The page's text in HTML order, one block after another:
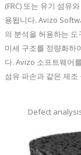
(FRC) 또는 유기 섬유
용됩니다. Avizo
의 분석을 허용하는
미세 구조를 정량화하
다. Avizo 소프트웨어
섬유 파손과 같은 제
Defect